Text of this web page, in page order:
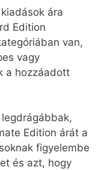
ára
Edition
van,
vagy
a hozzáadott
Edition árát a
figyelembe
és azt, hogy